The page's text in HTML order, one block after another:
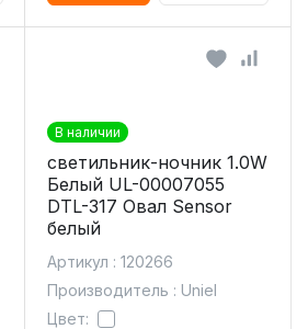
В наличии
светильник-ночник 1.0W
Белый UL-00007055
DTL-317 Овал Sensor
белый
Артикул : 120266
Производитель : Uniel
Цвет: